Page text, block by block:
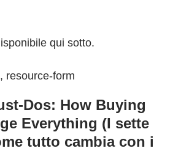
qui sotto.
resource-form
Dos: How Buying
Everything (I sette
tutto cambia con i